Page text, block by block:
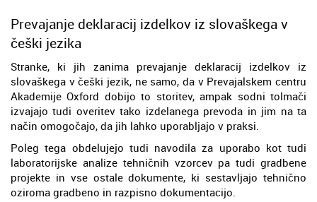
Prevajanje deklaracij izdelkov iz slovaškega v
češki jezika
Stranke, ki jih zanima prevajanje deklaracij izdelkov iz
slovaškega v češki jezik, ne samo, da v Prevajalskem centru
Akademije Oxford dobijo to storitev, ampak sodni tolmači
izvajajo tudi overitev tako izdelanega prevoda in jim na ta
način omogočajo, da jih lahko uporabljajo v praksi.
Poleg tega obdelujejo tudi navodila za uporabo kot tudi
laboratorijske analize tehničnih vzorcev pa tudi gradbene
projekte in vse ostale dokumente, ki sestavljajo tehnično
oziroma gradbeno in razpisno dokumentacijo.